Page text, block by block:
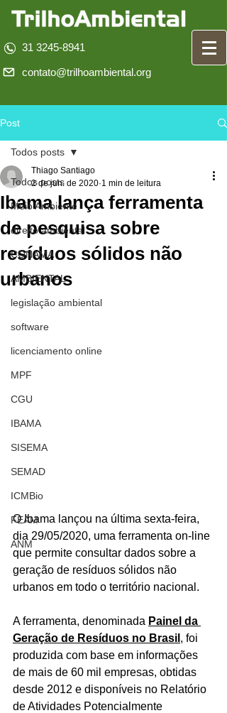
31 3245-8941
contato@trilhoambiental.org
Post
Todos posts
Meio Ambiente
direito ambiental
CONAMA
AMBIENTAL
legislação ambiental
software
licenciamento online
MPF
CGU
IBAMA
SISEMA
SEMAD
ICMBio
FEAM
ANM
Todos posts
Ibama lança ferramenta
de pesquisa sobre
resíduos sólidos não
urbanos
Thiago Santiago
2 de jun. de 2020 1 min de leitura
O Ibama lançou na última sexta-feira,
dia 29/05/2020, uma ferramenta on-line
que permite consultar dados sobre a
geração de resíduos sólidos não
urbanos em todo o território nacional.
A ferramenta, denominada Painel da
Geração de Resíduos no Brasil , foi
produzida com base em informações
de mais de 60 mil empresas, obtidas
desde 2012 e disponíveis no Relatório
de Atividades Potencialmente